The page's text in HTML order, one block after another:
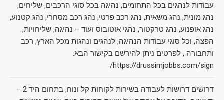
עבודות לנהגים בכל התחומים, נהיגה בכל סוגי הרכבים, שליחים,
נהג מונית, נהג משאית, נהג רכב פרטי, נהג רכב מסחרי, נהג קטנוע,
נהג אופנוע, נהג טרקטור, נהגי אוטובוס ועוד – נהיגה, שליחויות,
הפצה, וכל סוגי עבודות הנהיגה, לנהגים ונהגות מכל הארץ, רכב
ותחבורה , לפרטים ניתן להירשם בקישור הבא:
https://drussimjobbs.com/sign/
דרושים דרושות לעבודה בשירות לקוחות קל ונוח, בתחום היד 2 –